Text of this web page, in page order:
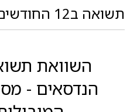
תשואה ב12 החודשים האחרונים:
השוואת
הנדסאים -